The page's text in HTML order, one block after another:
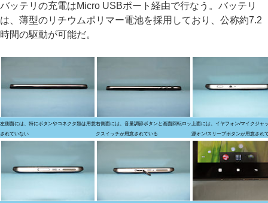
バッテリの充電はMicro USBポート経由で行なう。バッテリ
は、薄型のリチウムポリマー電池を採用しており、公称約7.2
時間の駆動が可能だ。
左側面には、特にボタンやコネクタ類は用意
されていない
右側面には、音量調節ボタンと画面回転ロッ
クスイッチが用意されている
上面には、イヤフォン/マイクジャ
源オン/スリープボタンが用意され